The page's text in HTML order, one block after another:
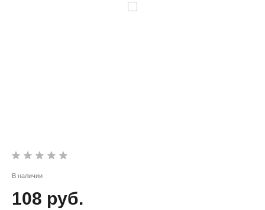
В наличии
108 руб.